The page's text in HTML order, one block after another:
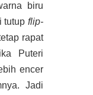
biru
tutup flip-
rapat
Puteri
encer
Jadi